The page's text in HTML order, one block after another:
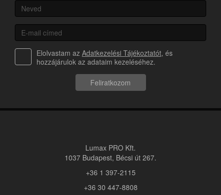
Elolvastam az Adatkezelési Tájékoztatót, és
hozzájárulok az adataim kezeléséhez.
Feliratkozom
Lumax PRO Kft.
1037 Budapest, Bécsi út 267.
+36 1 397-2115
+36 30 447-8808